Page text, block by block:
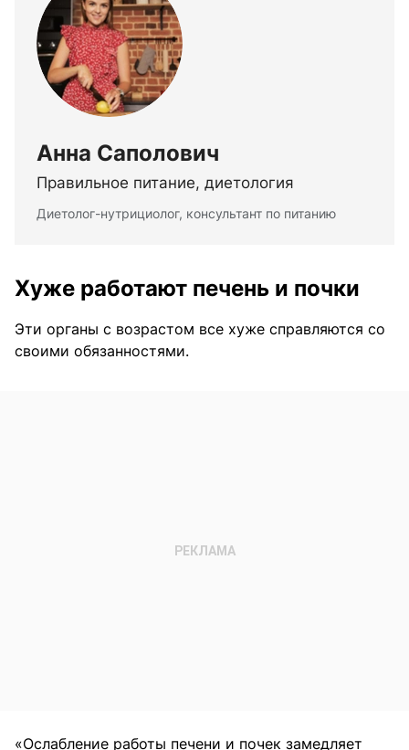
Анна Саполович
Правильное питание, диетология
Диетолог-нутрициолог, консультант по питанию
Хуже работают печень и почки
Эти органы с возрастом все хуже справляются со
своими обязанностями.
«Ослабление работы печени и почек замедляет